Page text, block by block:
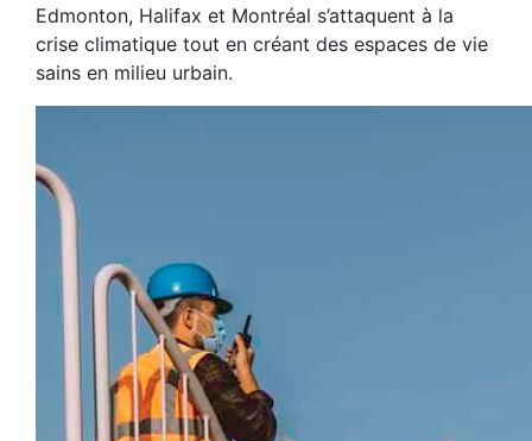
Edmonton, Halifax et Montréal s’attaquent à la
crise climatique tout en créant des espaces de vie
sains en milieu urbain.